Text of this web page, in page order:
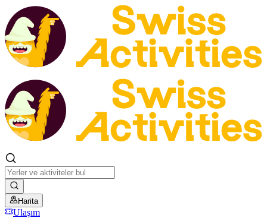
Harita
Ulaşım